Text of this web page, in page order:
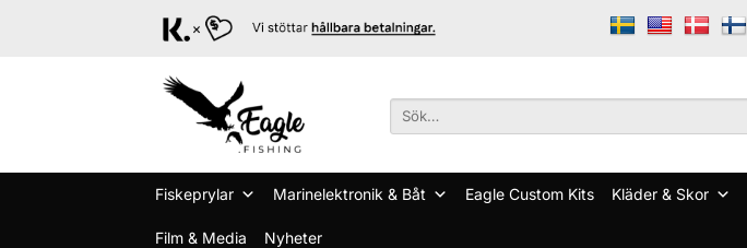
Sök
Fiskeprylar Marinelektronik & Båt Eagle Custom Kits Kläder & Skor
Film & Media Nyheter